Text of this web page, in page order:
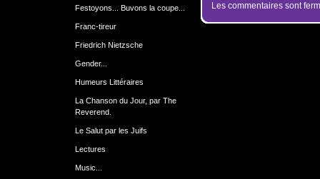
Festoyons... Buvons la coupe...
Franc-tireur
Friedrich Nietzsche
Gender...
Humeurs Littéraires
La Chanson du Jour, par The
Reverend.
Le Salut par les Juifs
Lectures
Music...
Les commentaires sont